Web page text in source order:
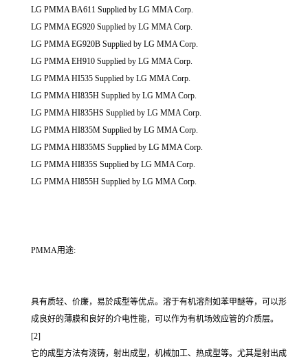
LG PMMA BA611 Supplied by LG MMA Corp.
LG PMMA EG920 Supplied by LG MMA Corp.
LG PMMA EG920B Supplied by LG MMA Corp.
LG PMMA EH910 Supplied by LG MMA Corp.
LG PMMA HI535 Supplied by LG MMA Corp.
LG PMMA HI835H Supplied by LG MMA Corp.
LG PMMA HI835HS Supplied by LG MMA Corp.
LG PMMA HI835M Supplied by LG MMA Corp.
LG PMMA HI835MS Supplied by LG MMA Corp.
LG PMMA HI835S Supplied by LG MMA Corp.
LG PMMA HI855H Supplied by LG MMA Corp.
PMMA用途:
具有质轻、价廉，易於成型等优点。溶于有机溶剂如苯甲醚等，可以形
成良好的薄膜和良好的介电性能，可以作为有机场效应管的介质层。
[2]
它的成型方法有浇铸，射出成型，机械加工、热成型等。尤其是射出成